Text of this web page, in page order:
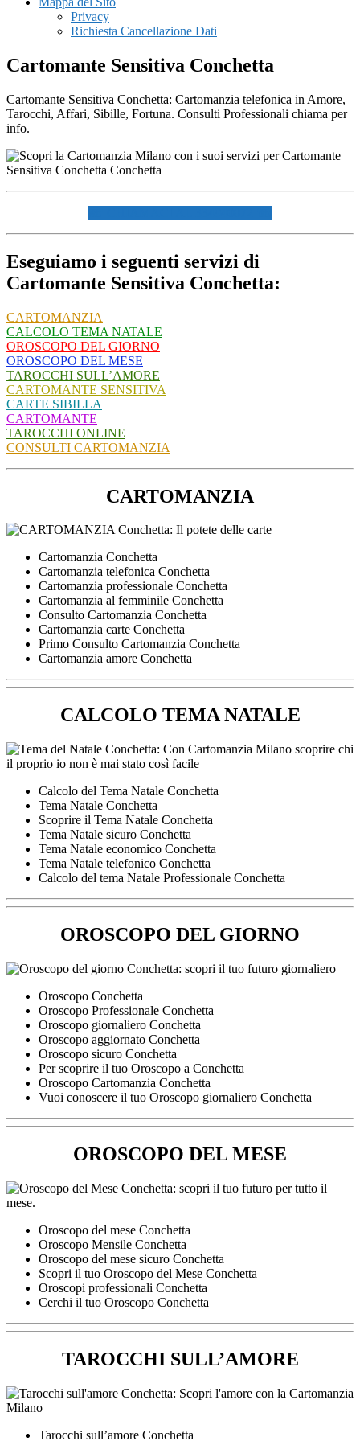
Privacy
Richiesta Cancellazione Dati
Cartomante Sensitiva Conchetta
Cartomante Sensitiva Conchetta: Cartomanzia telefonica in Amore,
Tarocchi, Affari, Sibille, Fortuna. Consulti Professionali chiama per
info.
Eseguiamo i seguenti servizi di
Cartomante Sensitiva Conchetta:
CARTOMANZIA
CALCOLO TEMA NATALE
OROSCOPO DEL GIORNO
OROSCOPO DEL MESE
TAROCCHI SULL’AMORE
CARTOMANTE SENSITIVA
CARTE SIBILLA
CARTOMANTE
TAROCCHI ONLINE
CONSULTI CARTOMANZIA
CARTOMANZIA
Cartomanzia Conchetta
Cartomanzia telefonica Conchetta
Cartomanzia professionale Conchetta
Cartomanzia al femminile Conchetta
Consulto Cartomanzia Conchetta
Cartomanzia carte Conchetta
Primo Consulto Cartomanzia Conchetta
Cartomanzia amore Conchetta
CALCOLO TEMA NATALE
Calcolo del Tema Natale Conchetta
Tema Natale Conchetta
Scoprire il Tema Natale Conchetta
Tema Natale sicuro Conchetta
Tema Natale economico Conchetta
Tema Natale telefonico Conchetta
Calcolo del tema Natale Professionale Conchetta
OROSCOPO DEL GIORNO
Oroscopo Conchetta
Oroscopo Professionale Conchetta
Oroscopo giornaliero Conchetta
Oroscopo aggiornato Conchetta
Oroscopo sicuro Conchetta
Per scoprire il tuo Oroscopo a Conchetta
Oroscopo Cartomanzia Conchetta
Vuoi conoscere il tuo Oroscopo giornaliero Conchetta
OROSCOPO DEL MESE
Oroscopo del mese Conchetta
Oroscopo Mensile Conchetta
Oroscopo del mese sicuro Conchetta
Scopri il tuo Oroscopo del Mese Conchetta
Oroscopi professionali Conchetta
Cerchi il tuo Oroscopo Conchetta
TAROCCHI SULL’AMORE
Tarocchi sull’amore Conchetta